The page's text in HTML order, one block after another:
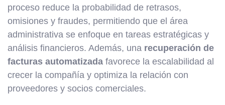
proceso reduce la probabilidad de retrasos,
omisiones y fraudes, permitiendo que el área
administrativa se enfoque en tareas estratégicas y
análisis financieros. Además, una recuperación de
facturas automatizada favorece la escalabilidad al
crecer la compañía y optimiza la relación con
proveedores y socios comerciales.